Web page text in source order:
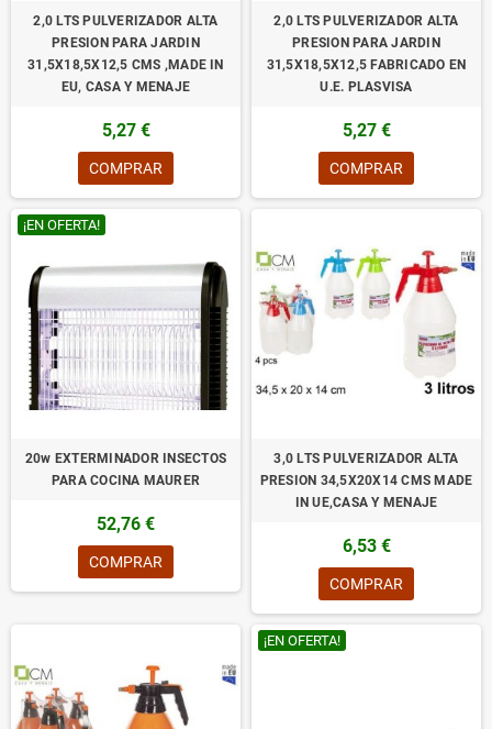
2,0 LTS PULVERIZADOR ALTA
PRESION PARA JARDIN
31,5X18,5X12,5 CMS ,MADE IN
EU, CASA Y MENAJE
5,27 €
COMPRAR
2,0 LTS PULVERIZADOR ALTA
PRESION PARA JARDIN
31,5X18,5X12,5 FABRICADO EN
U.E. PLASVISA
5,27 €
COMPRAR
¡EN OFERTA!
20w EXTERMINADOR INSECTOS
PARA COCINA MAURER
52,76 €
COMPRAR
3,0 LTS PULVERIZADOR ALTA
PRESION 34,5X20X14 CMS MADE
IN UE,CASA Y MENAJE
6,53 €
COMPRAR
¡EN OFERTA!